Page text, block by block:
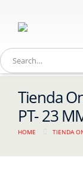
Tienda
PT- 23
HOME TIENDA